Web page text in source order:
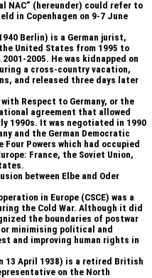
NAC” (hereunder) could refer to
in Copenhagen on 9-7 June
Berlin) is a German jurist,
United States from 1995 to
2005. He was kidnapped on
a cross-country vacation,
and released three days later
Respect to Germany, or the
agreement that allowed
1990s. It was negotiated in 1990
and the German Democratic
Powers which had occupied
France, the Soviet Union,
between Elbe and Oder
in Europe (CSCE) was a
the Cold War. Although it did
the boundaries of postwar
minimising political and
and improving human rights in
13 April 1938) is a retired British
on the North